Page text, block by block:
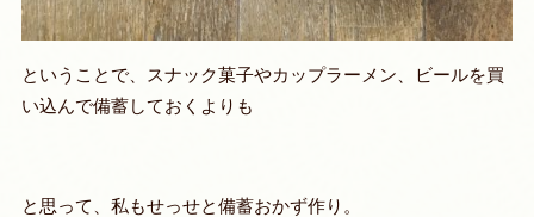
ということで、スナック菓子やカップラーメン、ビールを買
い込んで備蓄しておくよりも
と思って、私もせっせと備蓄おかず作り。